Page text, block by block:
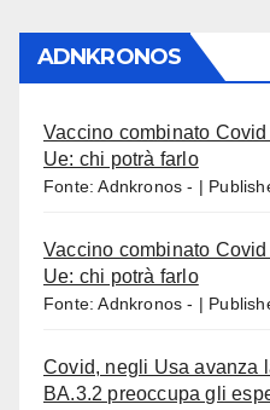
ADNKRONOS
Vaccino combinato
Ue: chi potrà farlo
Fonte: Adnkronos -
Vaccino combinato
Ue: chi potrà farlo
Fonte: Adnkronos -
Covid, negli Usa avanza
BA.3.2 preoccupa gli